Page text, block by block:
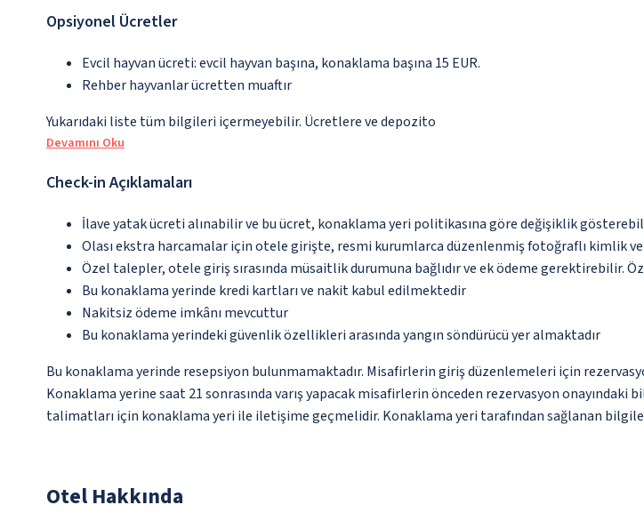
Opsiyonel Ücretler
Evcil hayvan ücreti: evcil hayvan başına, konaklama başına 15 EUR.
Rehber hayvanlar ücretten muaftır
Yukarıdaki liste tüm bilgileri içermeyebilir. Ücretlere ve depozito
Devamını Oku
Check-in Açıklamaları
İlave yatak ücreti alınabilir ve bu ücret, konaklama yeri politikasına göre değişiklik
Olası ekstra harcamalar için otele girişte, resmi kurumlarca düzenlenmiş fotoğraflı kimlik
Özel talepler, otele giriş sırasında müsaitlik durumuna bağlıdır ve ek ödeme gerektirebilir.
Bu konaklama yerinde kredi kartları ve nakit kabul edilmektedir
Nakitsiz ödeme imkânı mevcuttur
Bu konaklama yerindeki güvenlik özellikleri arasında yangın söndürücü yer almaktadır
Bu konaklama yerinde resepsiyon bulunmamaktadır. Misafirlerin giriş düzenlemeleri için
Konaklama yerine saat 21 sonrasında varış yapacak misafirlerin önceden rezervasyon
talimatları için konaklama yeri ile iletişime geçmelidir. Konaklama yeri tarafından sağlanan
Otel Hakkında